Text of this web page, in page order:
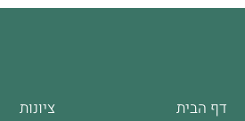
דף הבית
ציונות